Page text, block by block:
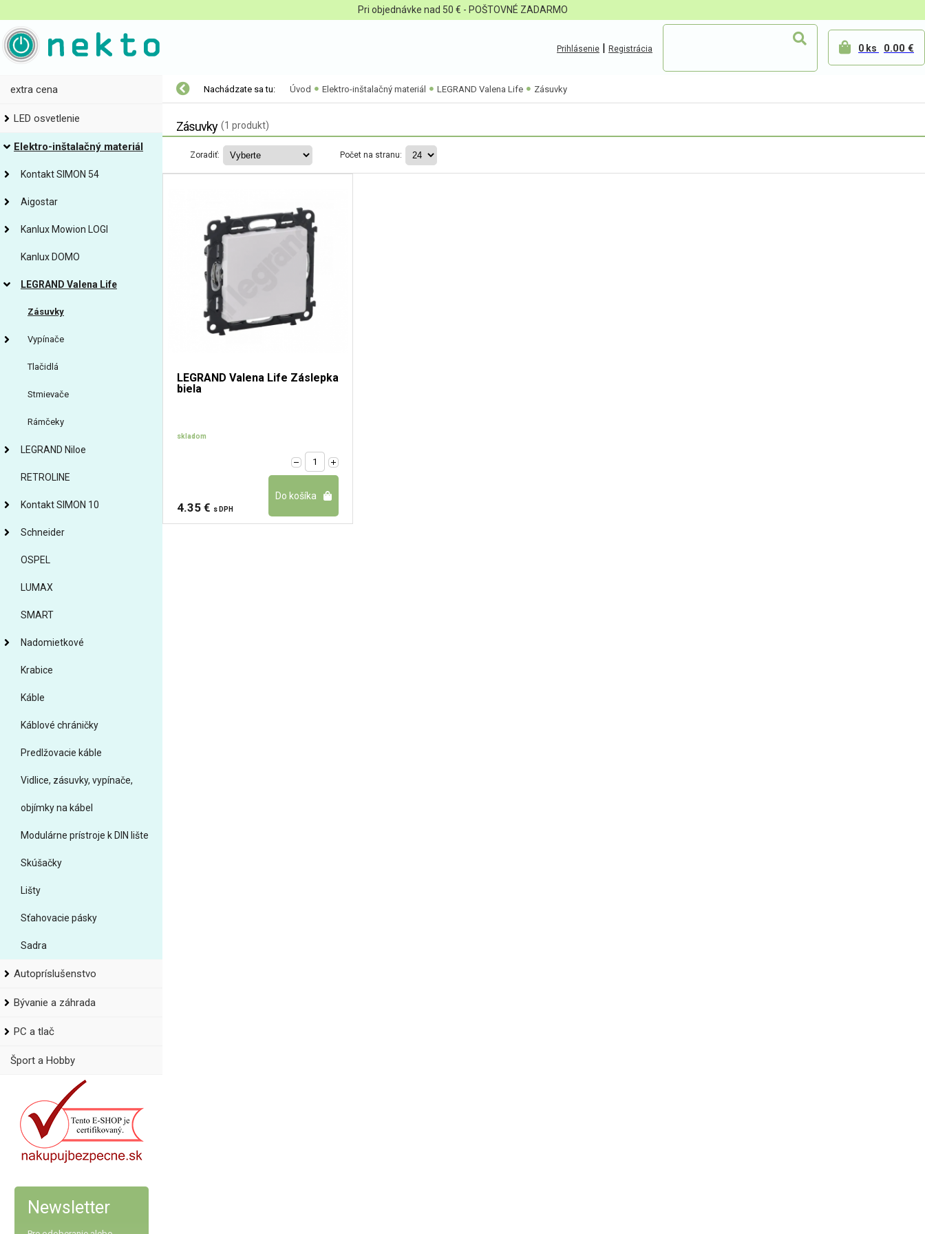
Pri objednávke nad 50 € - POŠTOVNÉ ZADARMO
Prihlásenie | Registrácia 0 ks 0.00 €
extra cena
LED osvetlenie
Elektro-inštalačný materiál
Kontakt SIMON 54
Aigostar
Kanlux Mowion LOGI
Kanlux DOMO
LEGRAND Valena Life
Zásuvky
Vypínače
Tlačidlá
Stmievače
Rámčeky
LEGRAND Niloe
RETROLINE
Kontakt SIMON 10
Schneider
OSPEL
LUMAX
SMART
Nadomietkové
Krabice
Káble
Káblové chráničky
Predlžovacie káble
Vidlice, zásuvky, vypínače,
objímky na kábel
Modulárne prístroje k DIN lište
Skúšačky
Lišty
Sťahovacie pásky
Sadra
Autopríslušenstvo
Bývanie a záhrada
PC a tlač
Šport a Hobby
Newsletter
Nachádzate sa tu: Úvod Elektro-inštalačný materiál LEGRAND Valena Life Zásuvky
Zásuvky (1 produkt)
Zoradiť: Počet na stranu:
LEGRAND Valena Life Záslepka
biela
skladom
4.35 € s DPH